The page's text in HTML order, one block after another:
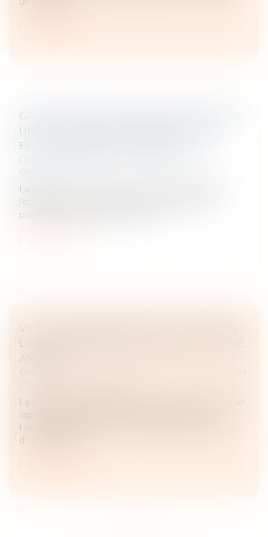
GARANTIE DES CHARGES NON DÉCLARÉES :
UNE CLAUSE DE NON-RECOURS SUFFIT-
ELLE À EXONÉRER LE VENDEUR ?
La garantie des charges non déclarées repose sur
l’obligation du vendeur d’assurer à l’acquéreur la
possession paisible du bien vendu...
VICE DU CONSENTEMENT ET SUCCESSION :
L’ACCORD TRANSACTIONNEL PEUT-IL ÊTRE
ANNULÉ ?
La révocation d’un testament antérieur peut entraîner
l’application des règles de la dévolution légale.
Lorsqu’un litige survient entre héritiers sur la validité
d’un testament...